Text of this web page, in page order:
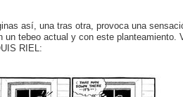
así, una tras otra, provoca una
un tebeo actual y con este planteamiento.
RIEL: